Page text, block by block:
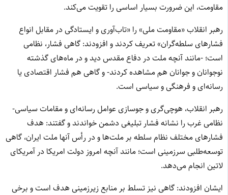
مقاومت، این ضرورت بسیار اساسی را تقویت می‌کند.
رهبر انقلاب «مقاومت ملی» را «تاب‌آوری و ایستادگی در مقابل انواع
فشارهای سلطه‌گران» تعریف کردند و افزودند: گاهی فشار، نظامی
است؛ -مانند آنچه ملت در دفاع مقدس دید و در ماه‌های گذشته
نوجوانان و جوانان هم مشاهده کردند- و گاهی هم فشار اقتصادی یا
رسانه‌ای و فرهنگی و سیاسی است.
رهبر انقلاب، هوچی‌گری و جوسازی عوامل رسانه‌ای و مقامات سیاسی-
نظامی غرب را نشانه فشار تبلیغی دشمن خواندند و گفتند: هدف
فشارهای مختلف نظام سلطه بر ملت‌ها و در رأس آنها ملت ایران، گاهی
توسعه‌طلبی سرزمینی است؛ مانند آنچه امروز دولت امریکا در آمریکای
لاتین انجام می‌دهد.
ایشان افزودند: گاهی نیز تسلط بر منابع زیرزمینی هدف است و برخی